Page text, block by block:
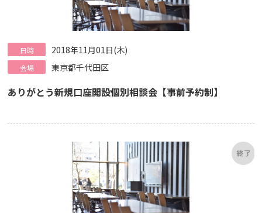
日時 2018年11月01日(木)
会場 東京都千代田区
ありがとう新規口座開設個別相談会【事前予約制】